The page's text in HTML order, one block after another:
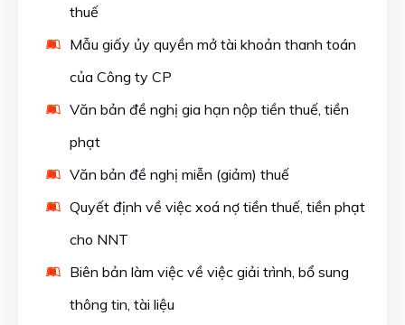
thuế
Mẫu giấy ủy quyền mở tài khoản thanh toán
của Công ty CP
Văn bản đề nghị gia hạn nộp tiền thuế, tiền
phạt
Văn bản đề nghị miễn (giảm) thuế
Quyết định về việc xoá nợ tiền thuế, tiền phạt
cho NNT
Biên bản làm việc về việc giải trình, bổ sung
thông tin, tài liệu